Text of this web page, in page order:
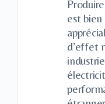
est
d’effet